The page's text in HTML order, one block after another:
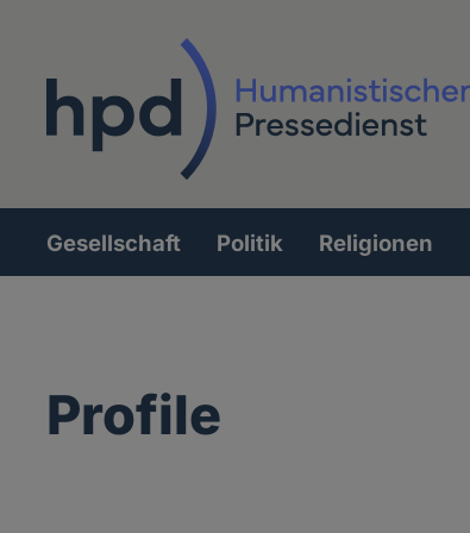
Hauptnavigation
Gesellschaft Politik Religionen
Profile